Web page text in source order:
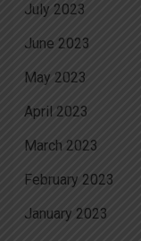
July 2023
June 2023
May 2023
April 2023
March 2023
February 2023
January 2023